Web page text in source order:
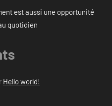
est aussi une opportunité
quotidien
Hello world!